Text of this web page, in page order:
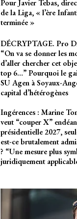
Pour Javier Tebas,
de la Liga, « l’ère
terminée »
DÉCRYPTAGE. Pro
“On va se donner les
d’aller chercher cet
top 6…” Pourquoi le
SU Agen à Soyaux-
capital d’hétérogènes
Ingérences : Marine
veut “couper X”
présidentielle 2027,
est-ce brutalement
? “Une mesure plus
juridiquement